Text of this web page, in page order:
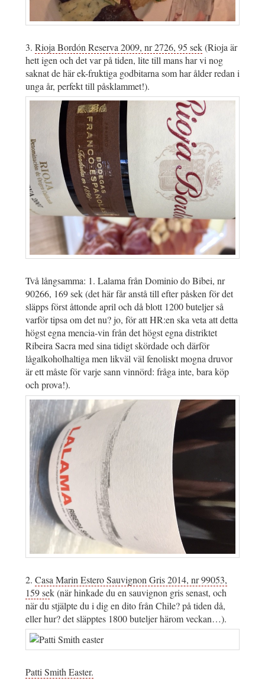
3. Rioja Bordón Reserva 2009, nr 2726, 95 sek(Rioja är
hett igen och det var på tiden, lite till mans har vi nog
saknat de här ek-fruktiga godbitarna som har ålder redan i
unga år, perfekt till påsklammet!).
Två långsamma: 1. Lalama från Dominio do Bibei, nr
90266, 169 sek (det här får anstå till efter påsken för det
släpps först åttonde april och då blott 1200 buteljer så
varför tipsa om det nu? jo, för att HR:en ska veta att detta
högst egna mencia-vin från det högst egna distriktet
Ribeira Sacra med sina tidigt skördade och därför
lågalkoholhaltiga men likväl väl fenoliskt mogna druvor
är ett måste för varje sann vinnörd: fråga inte, bara köp
och prova!).
2. Casa Marin Estero Sauvignon Gris 2014, nr 99053,
159 sek (när hinkade du en sauvignon gris senast, och
när du stjälpte du i dig en dito från Chile? på tiden då,
eller hur? det släpptes 1800 buteljer härom veckan…).
Patti Smith Easter.